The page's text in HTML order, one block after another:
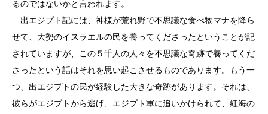
るのではないかと言われます。
出エジプト記には、神様が荒れ野で不思議な食べ物マナを降ら
せて、大勢のイスラエルの民を養ってくださったということが記
されていますが、この５千人の人々を不思議な奇跡で養ってくだ
さったという話はそれを思い起こさせるものであります。もう一
つ、出エジプトの民が経験した大きな奇跡があります。それは、
彼らがエジプトから逃げ、エジプト軍に追いかけられて、紅海の